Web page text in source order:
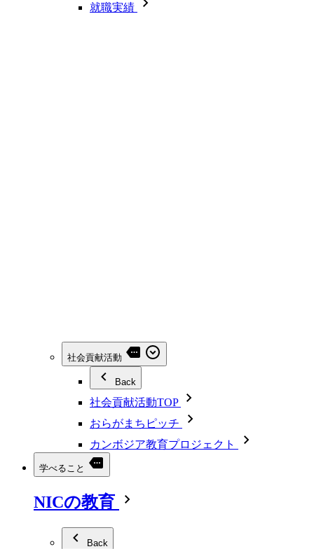
就職実績
社会貢献活動
Back
社会貢献活動TOP
おらがまちピッチ
カンボジア教育プロジェクト
学べること
NICの教育
Back